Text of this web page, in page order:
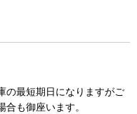
の最短期日になりますがご
も御座います。